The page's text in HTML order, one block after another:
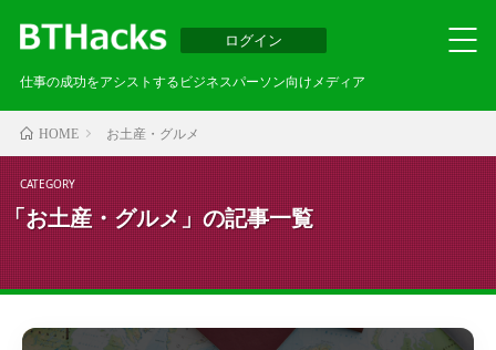
ログイン
仕事の成功をアシストするビジネスパーソン向けメディア
HOME お土産・グルメ
CATEGORY
「お土産・グルメ」の記事一覧